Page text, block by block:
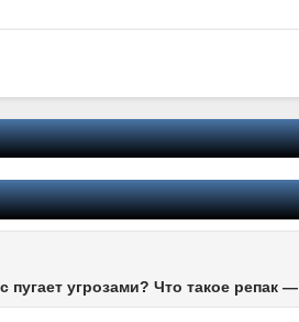
пугает угрозами? Что такое репак —